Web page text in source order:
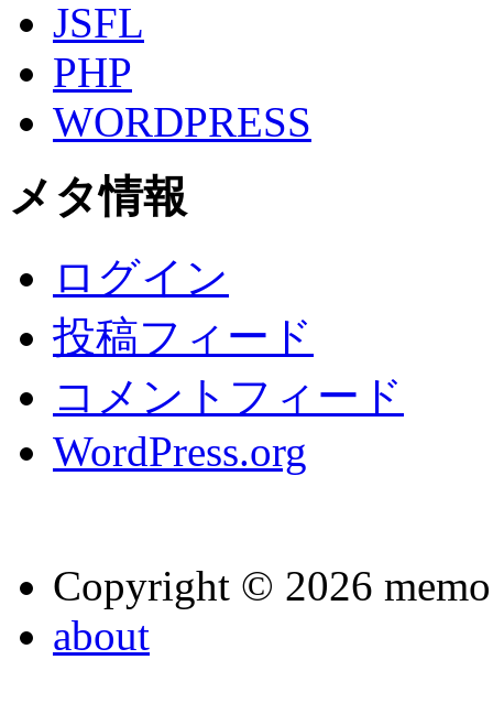
JSFL
PHP
WORDPRESS
メタ情報
ログイン
投稿フィード
コメントフィード
WordPress.org
Copyright © 2026
about